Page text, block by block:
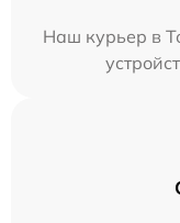
Наш курьер в